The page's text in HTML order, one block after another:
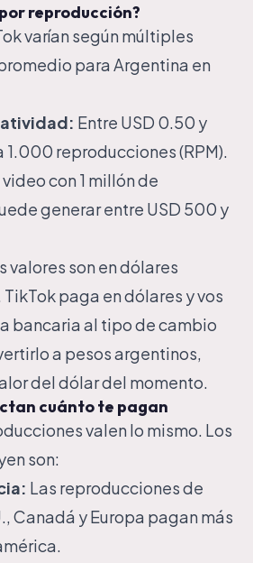
reproducción?
varían según múltiples
para Argentina en
Entre USD 0.50 y
1.000 reproducciones (RPM).
video con 1 millón de
generar entre USD 500 y
valores son en dólares
paga en dólares y vos
bancaria al tipo de cambio
a pesos argentinos,
del dólar del momento.
cuánto te pagan
valen lo mismo. Los
son:
Las reproducciones de
Canadá y Europa pagan más